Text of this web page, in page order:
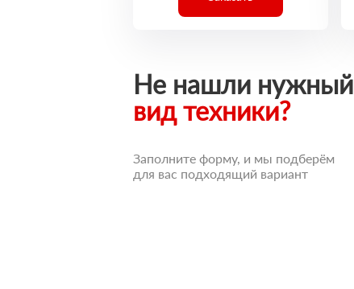
Не нашли нужный
вид техники?
Заполните форму, и мы подберём
для вас подходящий вариант